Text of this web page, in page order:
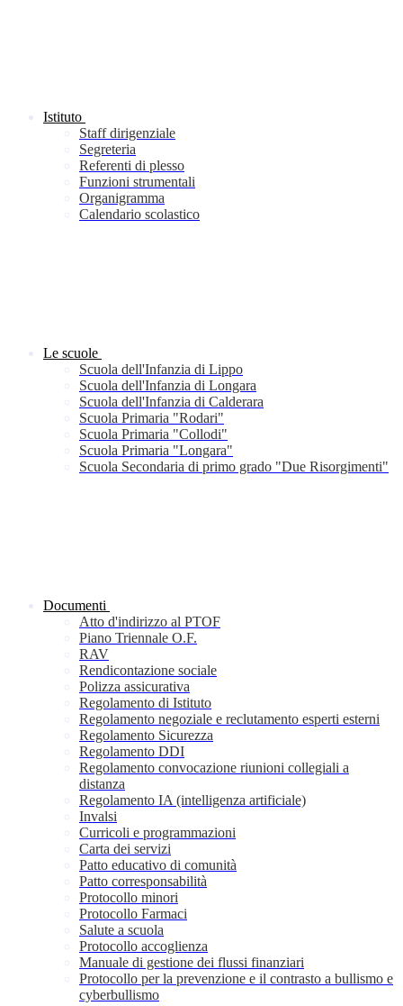
Istituto
Staff dirigenziale
Segreteria
Referenti di plesso
Funzioni strumentali
Organigramma
Calendario scolastico
Le scuole
Scuola dell'Infanzia di Lippo
Scuola dell'Infanzia di Longara
Scuola dell'Infanzia di Calderara
Scuola Primaria "Rodari"
Scuola Primaria "Collodi"
Scuola Primaria "Longara"
Scuola Secondaria di primo grado "Due Risorgimenti"
Documenti
Atto d'indirizzo al PTOF
Piano Triennale O.F.
RAV
Rendicontazione sociale
Polizza assicurativa
Regolamento di Istituto
Regolamento negoziale e reclutamento esperti esterni
Regolamento Sicurezza
Regolamento DDI
Regolamento convocazione riunioni collegiali a
distanza
Regolamento IA (intelligenza artificiale)
Invalsi
Curricoli e programmazioni
Carta dei servizi
Patto educativo di comunità
Patto corresponsabilità
Protocollo minori
Protocollo Farmaci
Salute a scuola
Protocollo accoglienza
Manuale di gestione dei flussi finanziari
Protocollo per la prevenzione e il contrasto a bullismo e
cyberbullismo